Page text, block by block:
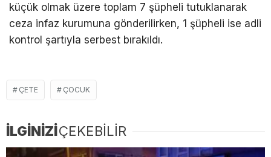
küçük olmak üzere toplam 7 şüpheli tutuklanarak
ceza infaz kurumuna gönderilirken, 1 şüpheli ise adli
kontrol şartıyla serbest bırakıldı.
ÇETE ÇOCUK
İLGİNİZİÇEKEBİLİR